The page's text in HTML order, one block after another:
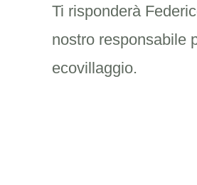
Ti risponderà
nostro responsabile
ecovillaggio.